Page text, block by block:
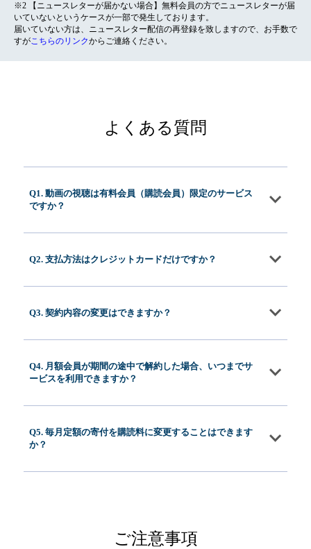
※2 【ニュースレターが届かない場合】無料会員の方でニュースレターが届
いていないというケースが一部で発生しております。
届いていない方は、ニュースレター配信の再登録を致しますので、お手数で
すがこちらのリンクからご連絡ください。
よくある質問
Q1. 動画の視聴は有料会員（購読会員）限定のサービス
ですか？
Q2. 支払方法はクレジットカードだけですか？
Q3. 契約内容の変更はできますか？
Q4. 月額会員が期間の途中で解約した場合、いつまでサ
ービスを利用できますか？
Q5. 毎月定額の寄付を購読料に変更することはできます
か？
ご注意事項